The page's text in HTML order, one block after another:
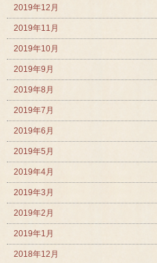
2019年12月
2019年11月
2019年10月
2019年9月
2019年8月
2019年7月
2019年6月
2019年5月
2019年4月
2019年3月
2019年2月
2019年1月
2018年12月